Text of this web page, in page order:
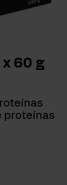
x 60 g
proteínas